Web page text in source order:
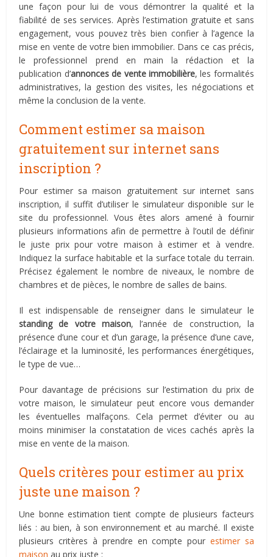
une façon pour lui de vous démontrer la qualité et la
fiabilité de ses services. Après l’estimation gratuite et sans
engagement, vous pouvez très bien confier à l’agence la
mise en vente de votre bien immobilier. Dans ce cas précis,
le professionnel prend en main la rédaction et la
publication d’annonces de vente immobilière, les formalités
administratives, la gestion des visites, les négociations et
même la conclusion de la vente.
Comment estimer sa maison
gratuitement sur internet sans
inscription ?
Pour estimer sa maison gratuitement sur internet sans
inscription, il suffit d’utiliser le simulateur disponible sur le
site du professionnel. Vous êtes alors amené à fournir
plusieurs informations afin de permettre à l’outil de définir
le juste prix pour votre maison à estimer et à vendre.
Indiquez la surface habitable et la surface totale du terrain.
Précisez également le nombre de niveaux, le nombre de
chambres et de pièces, le nombre de salles de bains.
Il est indispensable de renseigner dans le simulateur le
standing de votre maison, l’année de construction, la
présence d’une cour et d’un garage, la présence d’une cave,
l’éclairage et la luminosité, les performances énergétiques,
le type de vue…
Pour davantage de précisions sur l’estimation du prix de
votre maison, le simulateur peut encore vous demander
les éventuelles malfaçons. Cela permet d’éviter ou au
moins minimiser la constatation de vices cachés après la
mise en vente de la maison.
Quels critères pour estimer au prix
juste une maison ?
Une bonne estimation tient compte de plusieurs facteurs
liés : au bien, à son environnement et au marché. Il existe
plusieurs critères à prendre en compte pour estimer sa
maison au prix juste :